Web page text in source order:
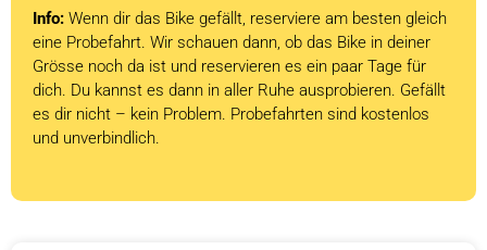
Info: Wenn dir das Bike gefällt, reserviere am besten gleich
eine Probefahrt. Wir schauen dann, ob das Bike in deiner
Grösse noch da ist und reservieren es ein paar Tage für
dich. Du kannst es dann in aller Ruhe ausprobieren. Gefällt
es dir nicht – kein Problem. Probefahrten sind kostenlos
und unverbindlich.